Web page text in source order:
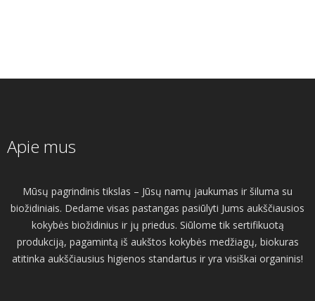
Apie mus
Mūsų pagrindinis tikslas – Jūsų namų jaukumas ir šiluma su
biožidiniais. Dedame visas pastangas pasiūlyti Jums aukščiausios
kokybės biožidinius ir jų priedus. Siūlome tik sertifikuotą
produkciją, pagamintą iš aukštos kokybės medžiagų, biokuras
atitinka aukščiausius higienos standartus ir yra visiškai organinis!